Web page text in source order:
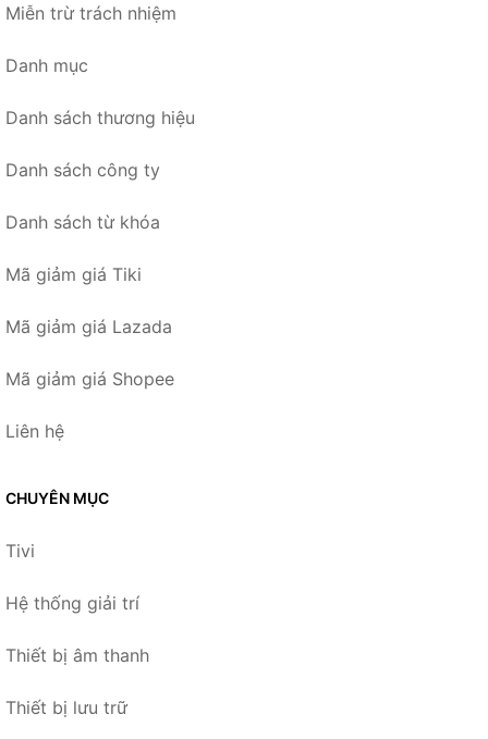
Miễn trừ trách nhiệm
Danh mục
Danh sách thương hiệu
Danh sách công ty
Danh sách từ khóa
Mã giảm giá Tiki
Mã giảm giá Lazada
Mã giảm giá Shopee
Liên hệ
CHUYÊN MỤC
Tivi
Hệ thống giải trí
Thiết bị âm thanh
Thiết bị lưu trữ